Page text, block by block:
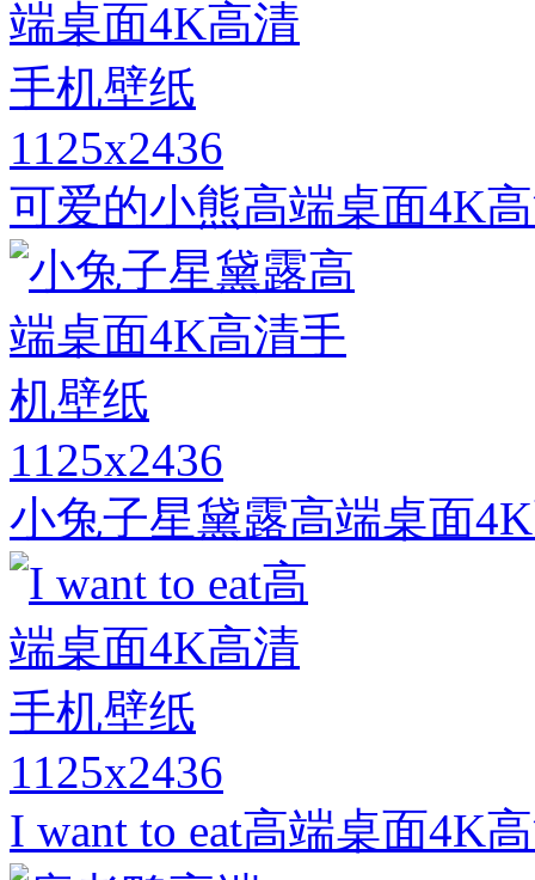
1125x2436
可爱的小熊高端桌面4K
1125x2436
小兔子星黛露高端桌面
1125x2436
I want to eat高端桌面4K